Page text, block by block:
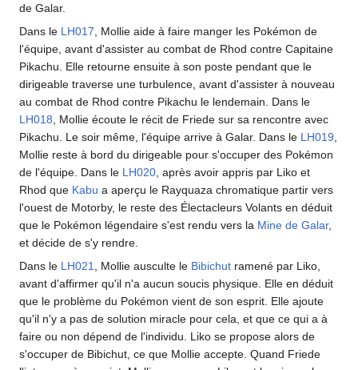
de Galar.
Dans le LH017, Mollie aide à faire manger les Pokémon de
l'équipe, avant d'assister au combat de Rhod contre Capitaine
Pikachu. Elle retourne ensuite à son poste pendant que le
dirigeable traverse une turbulence, avant d'assister à nouveau
au combat de Rhod contre Pikachu le lendemain. Dans le
LH018, Mollie écoute le récit de Friede sur sa rencontre avec
Pikachu. Le soir même, l'équipe arrive à Galar. Dans le LH019,
Mollie reste à bord du dirigeable pour s'occuper des Pokémon
de l'équipe. Dans le LH020, après avoir appris par Liko et
Rhod que Kabu a aperçu le Rayquaza chromatique partir vers
l'ouest de Motorby, le reste des Électacleurs Volants en déduit
que le Pokémon légendaire s'est rendu vers la Mine de Galar,
et décide de s'y rendre.
Dans le LH021, Mollie ausculte le Bibichut ramené par Liko,
avant d'affirmer qu'il n'a aucun soucis physique. Elle en déduit
que le problème du Pokémon vient de son esprit. Elle ajoute
qu'il n'y a pas de solution miracle pour cela, et que ce qui a à
faire ou non dépend de l'individu. Liko se propose alors de
s'occuper de Bibichut, ce que Mollie accepte. Quand Friede